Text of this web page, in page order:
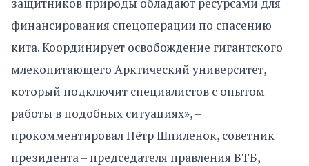
финансирования спецоперации по спасению
кита. Координирует освобождение гигантского
млекопитающего Арктический университет,
который подключит специалистов с опытом
работы в подобных ситуациях», –
прокомментировал Пётр Шпиленoк, советник
президента – председателя правления ВТБ,